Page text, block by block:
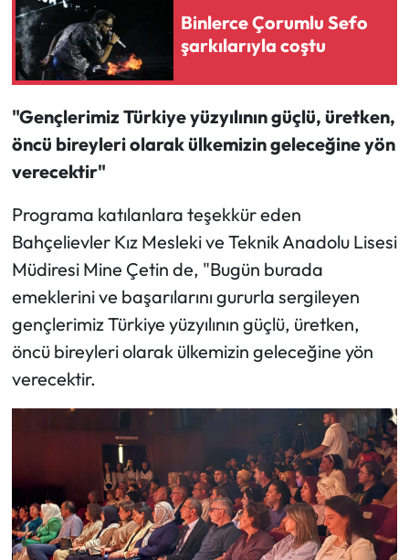
Binlerce Çorumlu Sefo
şarkılarıyla coştu
"Gençlerimiz Türkiye yüzyılının güçlü, üretken,
öncü bireyleri olarak ülkemizin geleceğine yön
verecektir"
Programa katılanlara teşekkür eden
Bahçelievler Kız Mesleki ve Teknik Anadolu Lisesi
Müdiresi Mine Çetin de, "Bugün burada
emeklerini ve başarılarını gururla sergileyen
gençlerimiz Türkiye yüzyılının güçlü, üretken,
öncü bireyleri olarak ülkemizin geleceğine yön
verecektir.